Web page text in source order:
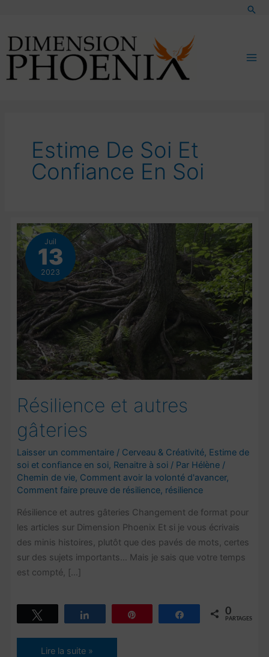
contenu
Estime De Soi Et
Confiance En Soi
Juil
13
2023
Résilience et autres
gâteries
Laisser un commentaire / Cerveau & Créativité, Estime de
soi et confiance en soi, Renaitre à soi/ Par Hélène /
Chemin de vie, Comment avoir la volonté d'avancer,
Comment faire preuve de résilience, résilience
Résilience et autres gâteries Changement de format pour
les articles sur Dimension Phoenix Et si je vous écrivais
des minis histoires, plutôt que des pavés de mots, certes
sur des sujets importants… Mais je sais que votre temps
est compté, […]
Partagez Partagez 0
PARTAGES
Résilience
Lire la suite »